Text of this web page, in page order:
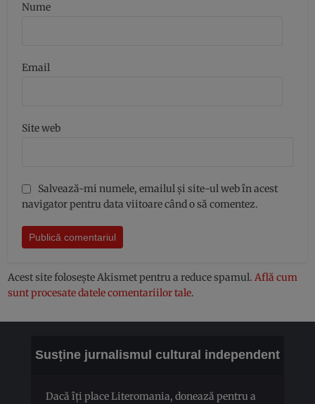
Nume
Email
Site web
Salvează-mi numele, emailul și site-ul web în acest
navigator pentru data viitoare când o să comentez.
Acest site folosește Akismet pentru a reduce spamul.Află cum
sunt procesate datele comentariilor tale.
Susține jurnalismul cultural independent
Dacă îți place Literomania, donează pentru a